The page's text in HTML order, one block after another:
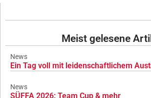
Meist gelesene
News
Ein Tag voll mit leidenschaftlichem
News
SÜFFA 2026: Team Cup & mehr